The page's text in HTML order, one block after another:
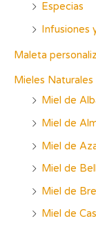
Especias
Infusiones
Maleta
Mieles Naturales
Miel de
Miel de
Miel de
Miel de
Miel de
Miel de